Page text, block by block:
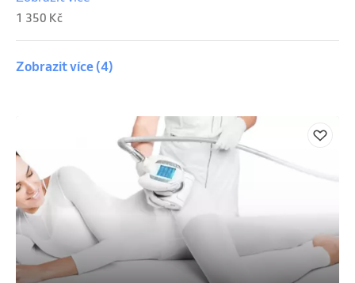
alginátové masky.
1 350 Kč
Zobrazit více (4)